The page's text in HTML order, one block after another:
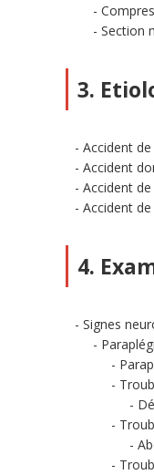
Section
3.
Accident
Accident
Accident
Accident
4.
Signes